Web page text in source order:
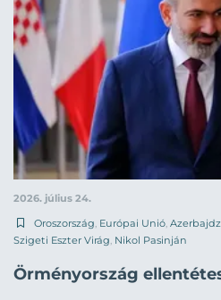
2026. július 24.
Oroszország, Európai Unió,
Szigeti Eszter Virág, Nikol Pasinján
Örményország